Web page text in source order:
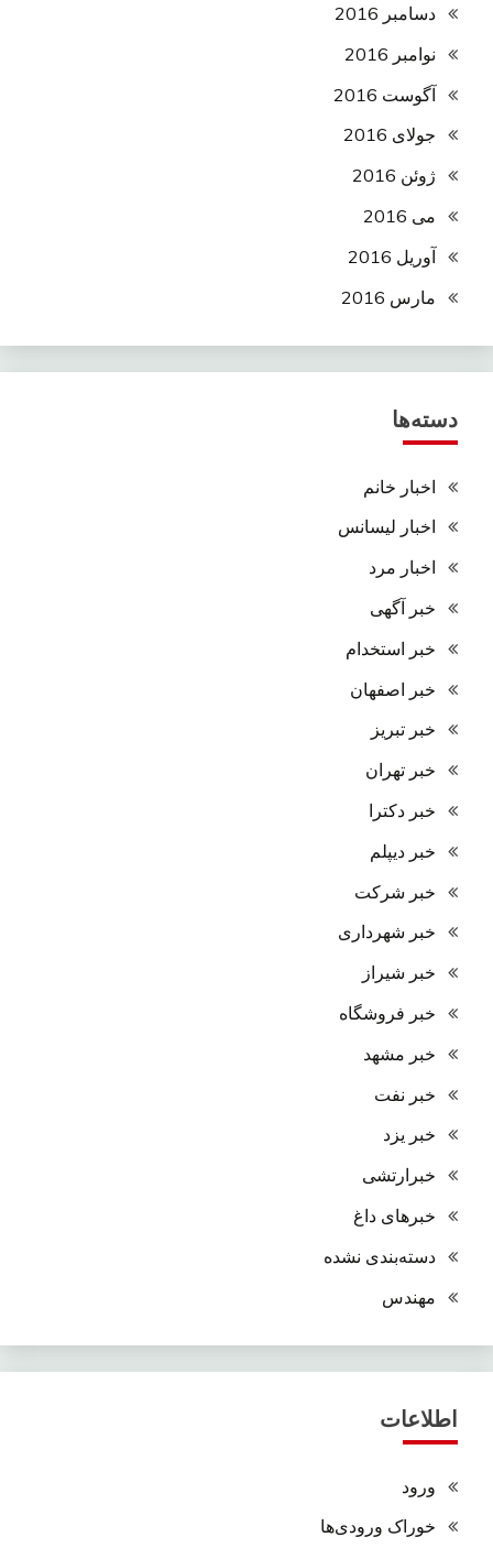
دسامبر 2016
نوامبر 2016
آگوست 2016
جولای 2016
ژوئن 2016
می 2016
آوریل 2016
مارس 2016
دسته‌ها
اخبار خانم
اخبار لیسانس
اخبار مرد
خبر آگهی
خبر استخدام
خبر اصفهان
خبر تبریز
خبر تهران
خبر دکترا
خبر دیپلم
خبر شرکت
خبر شهرداری
خبر شیراز
خبر فروشگاه
خبر مشهد
خبر نفت
خبر یزد
خبرارتشی
خبرهای داغ
دسته‌بندی نشده
مهندس
اطلاعات
ورود
خوراک ورودی‌ها